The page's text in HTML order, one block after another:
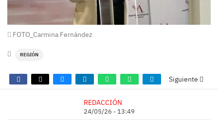
FOTO_Carmina Fernández
REGIÓN
Siguiente
REDACCIÓN
24/05/26 - 13:49